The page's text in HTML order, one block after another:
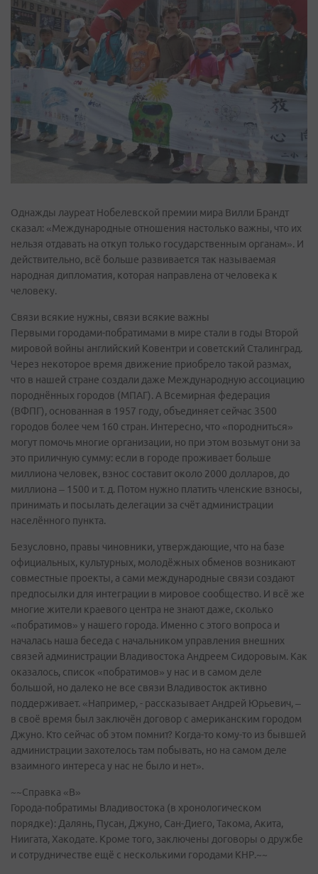
Однажды лауреат Нобелевской премии мира Вилли Брандт
сказал: «Международные отношения настолько важны, что их
нельзя отдавать на откуп только государственным органам». И
действительно, всё больше развивается так называемая
народная дипломатия, которая направлена от человека к
человеку.
Связи всякие нужны, связи всякие важны
Первыми городами-побратимами в мире стали в годы Второй
мировой войны английский Ковентри и советский Сталинград.
Через некоторое время движение приобрело такой размах,
что в нашей стране создали даже Международную ассоциацию
породнённых городов (МПАГ). А Всемирная федерация
(ВФПГ), основанная в 1957 году, объединяет сейчас 3500
городов более чем 160 стран. Интересно, что «породниться»
могут помочь многие организации, но при этом возьмут они за
это приличную сумму: если в городе проживает больше
миллиона человек, взнос составит около 2000 долларов, до
миллиона – 1500 и т. д. Потом нужно платить членские взносы,
принимать и посылать делегации за счёт администрации
населённого пункта.
Безусловно, правы чиновники, утверждающие, что на базе
официальных, культурных, молодёжных обменов возникают
совместные проекты, а сами международные связи создают
предпосылки для интеграции в мировое сообщество. И всё же
многие жители краевого центра не знают даже, сколько
«побратимов» у нашего города. Именно с этого вопроса и
началась наша беседа с начальником управления внешних
связей администрации Владивостока Андреем Сидоровым. Как
оказалось, список «побратимов» у нас и в самом деле
большой, но далеко не все связи Владивосток активно
поддерживает. «Например, - рассказывает Андрей Юрьевич, –
в своё время был заключён договор с американским городом
Джуно. Кто сейчас об этом помнит? Когда-то кому-то из бывшей
администрации захотелось там побывать, но на самом деле
взаимного интереса у нас не было и нет».
~~Справка «В»
Города-побратимы Владивостока (в хронологическом
порядке): Далянь, Пусан, Джуно, Сан-Диего, Такома, Акита,
Ниигата, Хакодате. Кроме того, заключены договоры о дружбе
и сотрудничестве ещё с несколькими городами КНР.~~